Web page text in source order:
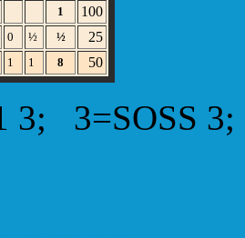
1 100
0 ½ ½ 25
1 1 8 50
3; 3=SOSS